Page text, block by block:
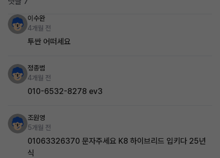
이수완
4개월 전
투싼 어떠세요
정종범
4개월 전
010-6532-8278 ev3
조원영
5개월 전
01063326370 문자주세요 K8 하이브리드 입키다 25년
식